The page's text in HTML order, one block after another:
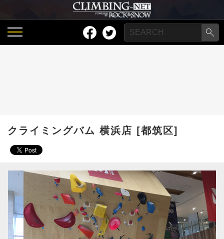
クライミングバム 横浜店 [都筑区]